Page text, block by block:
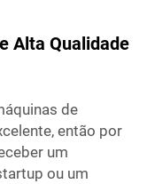
Alta Qualidade
de
então por
um
ou um